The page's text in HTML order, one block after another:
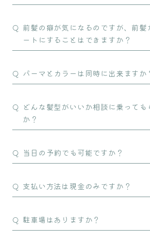
前髪の癖が気になるのですが、前髪
ートにすることはできますか？
パーマとカラーは同時に出来ますか
どんな髪型がいいか相談に乗っても
か？
当日の予約でも可能ですか？
支払い方法は現金のみですか？
駐車場はありますか？